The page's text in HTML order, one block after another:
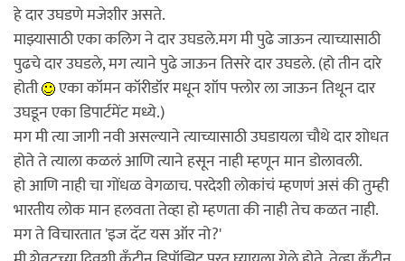
हे दार उघडणे मजेशीर असते.
माझ्यासाठी एका कलिग ने दार उघडले.मग मी पुढे जाऊन त्याच्यासाठी
पुढचे दार उघडले, मग त्याने पुढे जाऊन तिसरे दार उघडले. (हो तीन दारे
होती
एका कॉमन कॉरीडॉर मधून शॉप फ्लोर ला जाऊन तिथून दार
उघडून एका डिपार्टमेंट मध्ये.)
मग मी त्या जागी नवी असल्याने त्याच्यासाठी उघडायला चौथे दार शोधत
होते ते त्याला कळलं आणि त्याने हसून नाही म्हणून मान डोलावली.
हो आणि नाही चा गोंधळ वेगळाच. परदेशी लोकांचं म्हणणं असं की तुम्ही
भारतीय लोक मान हलवता तेव्हा हो म्हणता की नाही तेच कळत नाही.
मग ते विचारतात 'इज दॅट यस ऑर नो?'